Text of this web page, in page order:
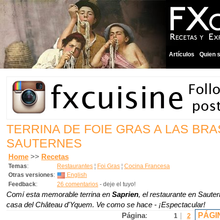
Artículos Quien
TERRINA DE FOIE GRAS A LAS
SAUTERNES
Home >> Recetas
Temas: Restaurantes ¦ Foi Gras ¦ Cocina Francesa
Otras versiones:
English
Feedback: 26 comentarios - deje el tuyo!
Comí esta memorable terrina en Saprien, el restaurante en
casa del Château d'Yquem. Ve como se hace - ¡Espectacular!
Página: 1 2